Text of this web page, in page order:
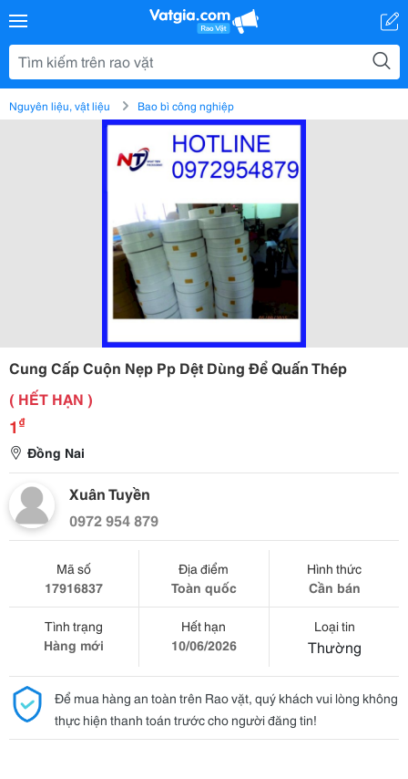
Nguyên liệu, vật liệu Bao bì công nghiệp
Cung Cấp Cuộn Nẹp Pp Dệt Dùng Để Quấn Thép
( HẾT HẠN )
1 ₫
Đồng Nai
Xuân Tuyền
0972 954 879
Mã số
17916837
Địa điểm
Toàn quốc
Hình thức
Cần bán
Tình trạng
Hàng mới
Hết hạn
10/06/2026
Loại tin
Thường
Để mua hàng an toàn trên Rao vặt, quý khách vui lòng không
thực hiện thanh toán trước cho người đăng tin!